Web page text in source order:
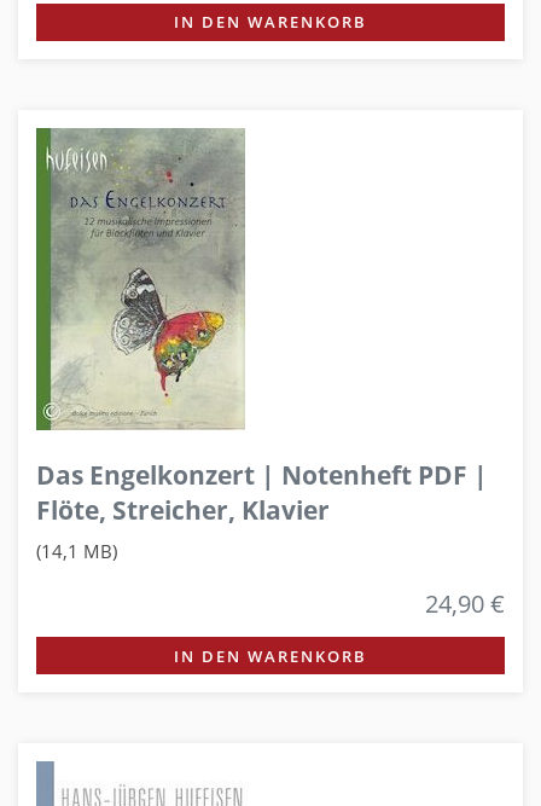
IN DEN WARENKORB
Das Engelkonzert | Notenheft PDF |
Flöte, Streicher, Klavier
(14,1 MB)
24,90 €
IN DEN WARENKORB